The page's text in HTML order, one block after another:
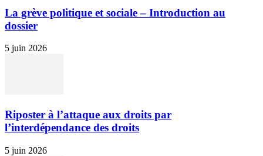
La grève politique et sociale – Introduction au
dossier
5 juin 2026
Riposter à l’attaque aux droits par
l’interdépendance des droits
5 juin 2026